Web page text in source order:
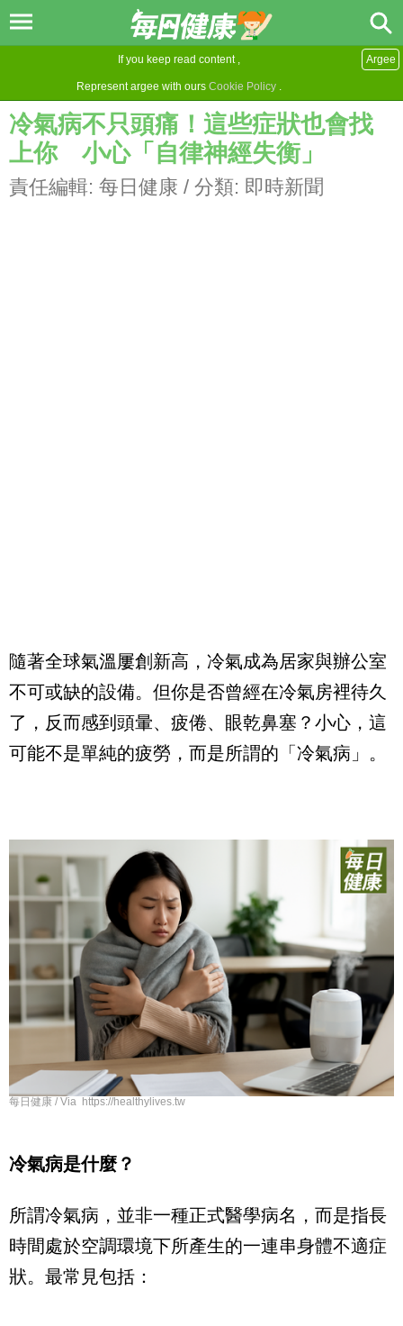
If you keep read content ,
Represent argee with ours Cookie Policy .
Argee
冷氣病不只頭痛！這些症狀也會找
上你 小心「自律神經失衡」
責任編輯: 每日健康 / 分類: 即時新聞
隨著全球氣溫屢創新高，冷氣成為居家與辦公室
不可或缺的設備。但你是否曾經在冷氣房裡待久
了，反而感到頭暈、疲倦、眼乾鼻塞？小心，這
可能不是單純的疲勞，而是所謂的「冷氣病」。
每日健康 / Via https://healthylives.tw
冷氣病是什麼？
所謂冷氣病，並非一種正式醫學病名，而是指長
時間處於空調環境下所產生的一連串身體不適症
狀。最常見包括：